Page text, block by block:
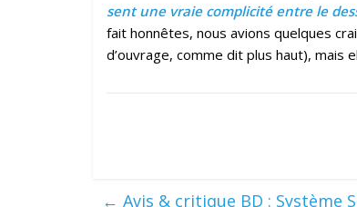
sent une vraie complicité entre le
fait honnêtes, nous avions quelques
d’ouvrage, comme dit plus haut), mais
← Avis & critique BD : Système